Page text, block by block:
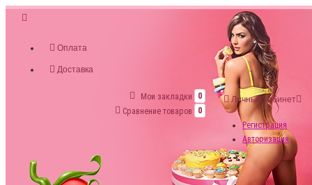
Оплата
Доставка
Личный кабинет
Регистрация
Авторизация
Мои закладки
0
Сравнение товаров
0